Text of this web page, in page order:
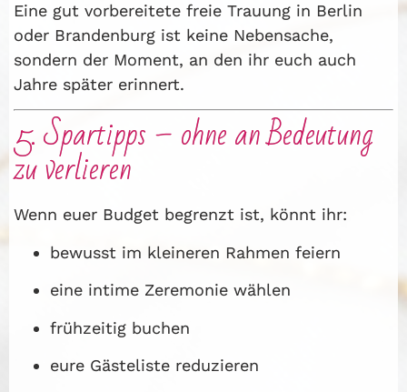
Eine gut vorbereitete freie Trauung in Berlin
oder Brandenburg ist keine Nebensache,
sondern der Moment, an den ihr euch auch
Jahre später erinnert.
5. Spartipps – ohne an Bedeutung
zu verlieren
Wenn euer Budget begrenzt ist, könnt ihr:
bewusst im kleineren Rahmen feiern
eine intime Zeremonie wählen
frühzeitig buchen
eure Gästeliste reduzieren